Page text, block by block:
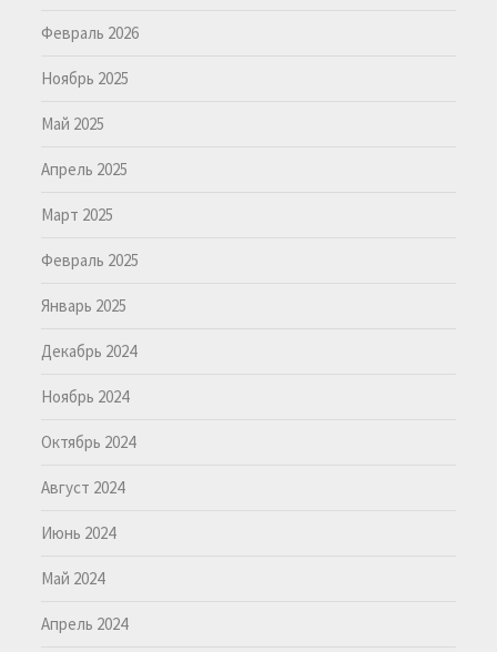
Февраль 2026
Ноябрь 2025
Май 2025
Апрель 2025
Март 2025
Февраль 2025
Январь 2025
Декабрь 2024
Ноябрь 2024
Октябрь 2024
Август 2024
Июнь 2024
Май 2024
Апрель 2024